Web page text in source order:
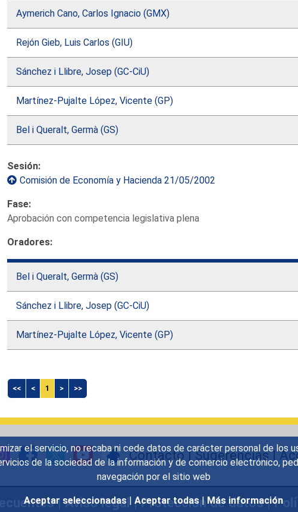
el servicio, no recaba ni cede datos de carácter personal de los
de la sociedad de la información y de comercio electrónico,
navegación por el sitio web
Aceptar seleccionadas | Aceptar todas | Más información
Aymerich Cano, Carlos Ignacio (GMX)
Rejón Gieb, Luis Carlos (GIU)
Sánchez i Llibre, Josep (GC-CiU)
Martínez-Pujalte López, Vicente (GP)
Bel i Queralt, Germà (GS)
Sesión:
Comisión de Economía y Hacienda 21/05/2002
Fase:
Aprobación con competencia legislativa plena
Oradores:
Bel i Queralt, Germà (GS)
Sánchez i Llibre, Josep (GC-CiU)
Martínez-Pujalte López, Vicente (GP)
<< < 1 > >>
Contacto|Sugerencias|
|Aviso legal|Protección de datos|